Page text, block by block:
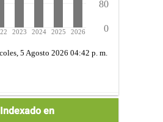
Indexado en